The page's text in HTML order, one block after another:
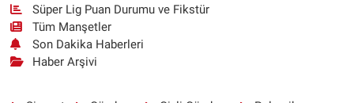
Süper Lig Puan Durumu ve Fikstür
Tüm Manşetler
Son Dakika Haberleri
Haber Arşivi